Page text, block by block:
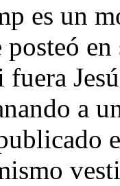
es un
a